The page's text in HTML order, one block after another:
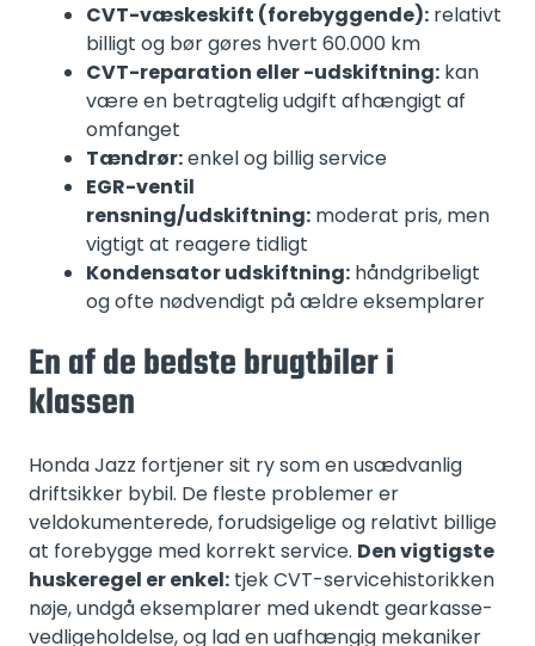
CVT-væskeskift (forebyggende): relativt
billigt og bør gøres hvert 60.000 km
CVT-reparation eller -udskiftning: kan
være en betragtelig udgift afhængigt af
omfanget
Tændrør:enkel og billig service
EGR-ventil
rensning/udskiftning: moderat pris, men
vigtigt at reagere tidligt
Kondensator udskiftning: håndgribeligt
og ofte nødvendigt på ældre eksemplarer
En af de bedste brugtbiler i
klassen
Honda Jazz fortjener sit ry som en usædvanlig
driftsikker bybil. De fleste problemer er
veldokumenterede, forudsigelige og relativt billige
at forebygge med korrekt service. Den vigtigste
huskeregel er enkel: tjek CVT-servicehistorikken
nøje, undgå eksemplarer med ukendt gearkasse-
vedligeholdelse, og lad en uafhængig mekaniker